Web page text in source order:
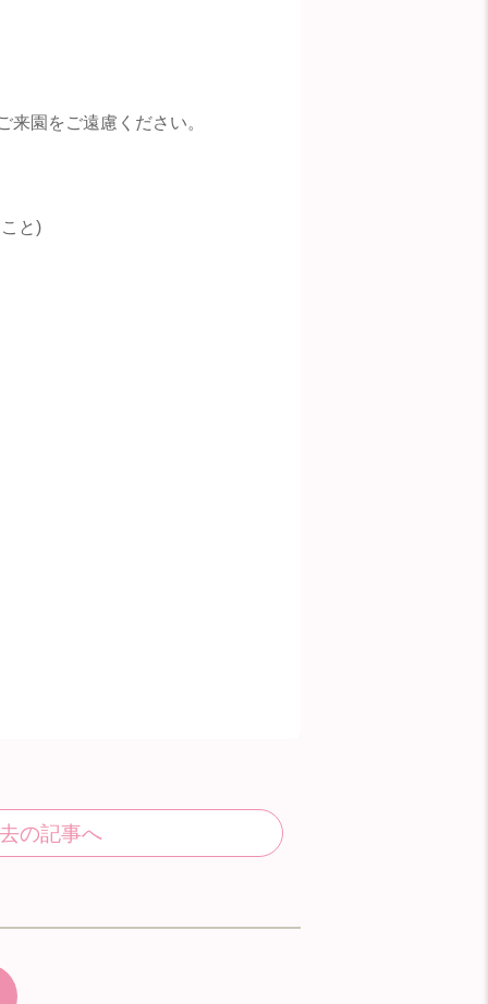
園をご遠慮ください。
と)